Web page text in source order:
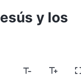
y los